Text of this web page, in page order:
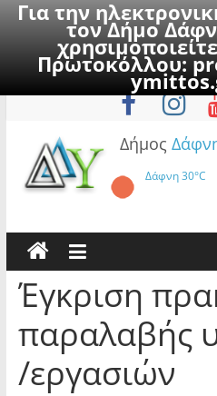
Για την
τον Δήμο
Πρωτοκόλλου:
to
Πέμπτη, 6
Δήμος
Δάφνη30°C
Έγκριση
παραλαβής
/εργασιών